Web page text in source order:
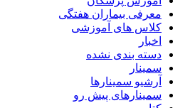
معرفی بیماران هفتگی
کلاس های آموزشی
اخبار
دسته بندی نشده
سمینار
آرشیو سمینارها
سمینارهای پیش رو